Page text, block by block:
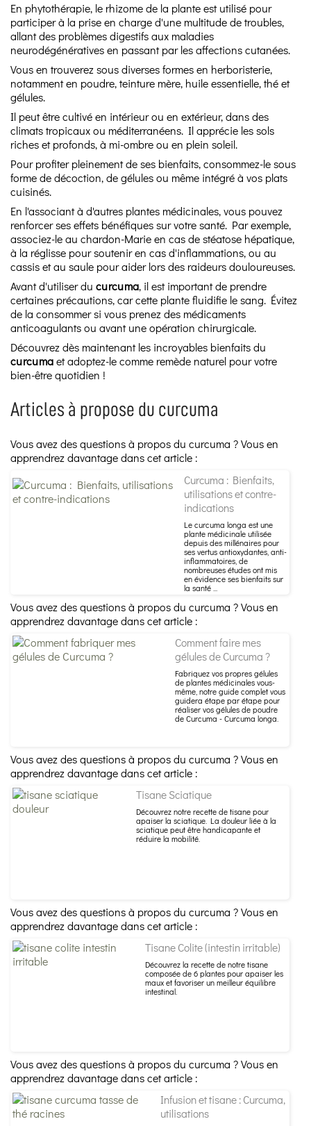
En phytothérapie, le rhizome de la plante est utilisé pour
participer à la prise en charge d'une multitude de troubles,
allant des problèmes digestifs aux maladies
neurodégénératives en passant par les affections cutanées.
Vous en trouverez sous diverses formes en herboristerie,
notamment en poudre, teinture mère, huile essentielle, thé et
gélules.
Il peut être cultivé en intérieur ou en extérieur, dans des
climats tropicaux ou méditerranéens. Il apprécie les sols
riches et profonds, à mi-ombre ou en plein soleil.
Pour profiter pleinement de ses bienfaits, consommez-le sous
forme de décoction, de gélules ou même intégré à vos plats
cuisinés.
En l'associant à d'autres plantes médicinales, vous pouvez
renforcer ses effets bénéfiques sur votre santé. Par exemple,
associez-le au chardon-Marie en cas de stéatose hépatique,
à la réglisse pour soutenir en cas d'inflammations, ou au
cassis et au saule pour aider lors des raideurs douloureuses.
Avant d'utiliser du curcuma, il est important de prendre
certaines précautions, car cette plante fluidifie le sang. Évitez
de la consommer si vous prenez des médicaments
anticoagulants ou avant une opération chirurgicale.
Découvrez dès maintenant les incroyables bienfaits du
curcumaet adoptez-le comme remède naturel pour votre
bien-être quotidien !
Articles à propose du curcuma
Vous avez des questions à propos du curcuma ? Vous en
apprendrez davantage dans cet article :
Curcuma : Bienfaits,
utilisations et contre-
indications
Le curcuma longa est une
plante médicinale utilisée
depuis des millénaires pour
ses vertus antioxydantes, anti-
inflammatoires, de
nombreuses études ont mis
en évidence ses bienfaits sur
la santé ...
Vous avez des questions à propos du curcuma ? Vous en
apprendrez davantage dans cet article :
Comment faire mes
gélules de Curcuma ?
Fabriquez vos propres gélules
de plantes médicinales vous-
même, notre guide complet vous
guidera étape par étape pour
réaliser vos gélules de poudre
de Curcuma - Curcuma longa.
Vous avez des questions à propos du curcuma ? Vous en
apprendrez davantage dans cet article :
Tisane Sciatique
Découvrez notre recette de tisane pour
apaiser la sciatique. La douleur liée à la
sciatique peut être handicapante et
réduire la mobilité.
Vous avez des questions à propos du curcuma ? Vous en
apprendrez davantage dans cet article :
Tisane Colite (intestin irritable)
Découvrez la recette de notre tisane
composée de 6 plantes pour apaiser les
maux et favoriser un meilleur équilibre
intestinal.
Vous avez des questions à propos du curcuma ? Vous en
apprendrez davantage dans cet article :
Infusion et tisane : Curcuma,
utilisations